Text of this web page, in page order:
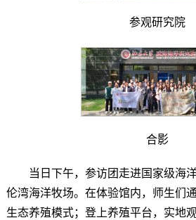
参观研究院
合影
当日下午，参访团走进国家级海
伦湾海洋牧场。在体验馆内，师生们
生态养殖模式；登上养殖平台，实地